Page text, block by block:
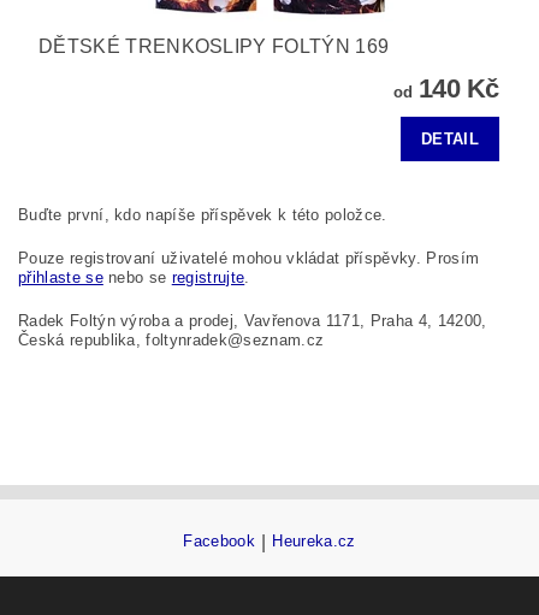
DĚTSKÉ TRENKOSLIPY FOLTÝN 169
od 140 Kč
DETAIL
Buďte první, kdo napíše příspěvek k této položce.
Pouze registrovaní uživatelé mohou vkládat příspěvky. Prosím
přihlaste senebo se registrujte.
Radek Foltýn výroba a prodej, Vavřenova 1171, Praha 4, 14200,
Česká republika, foltynradek@seznam.cz
Facebook Heureka.cz